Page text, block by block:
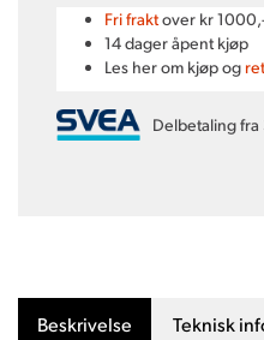
Fri fraktover kr
14 dager åpent kjøp
Les her om kjøp og
Delbetaling
Beskrivelse Teknisk